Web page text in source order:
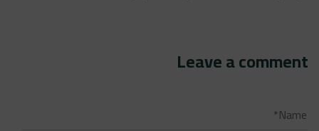
Leave a comment